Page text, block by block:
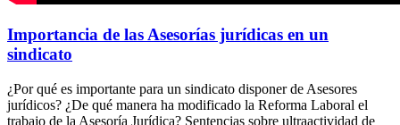
Importancia de las Asesorías jurídicas en un
sindicato
¿Por qué es importante para un sindicato disponer de Asesores
jurídicos? ¿De qué manera ha modificado la Reforma Laboral el
trabajo de la Asesoría Jurídica? Sentencias sobre ultraactividad de